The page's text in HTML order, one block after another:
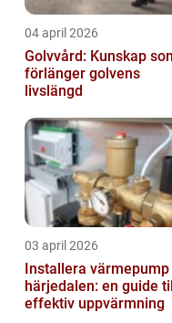
04 april 2026
Golvvård: Kunskap
förlänger golvens
livslängd
03 april 2026
Installera värmepump
härjedalen: en guide
effektiv uppvärmning